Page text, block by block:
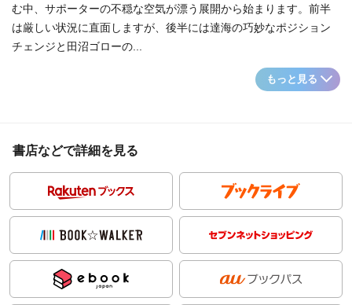
む中、サポーターの不穏な空気が漂う展開から始まります。前半
は厳しい状況に直面しますが、後半には達海の巧妙なポジション
チェンジと田沼ゴローの...
もっと見る
書店などで詳細を見る